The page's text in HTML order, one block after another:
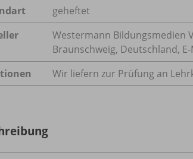
geheftet
Westermann Bildungsmedien
Braunschweig, Deutschland,
Wir liefern zur Prüfung an